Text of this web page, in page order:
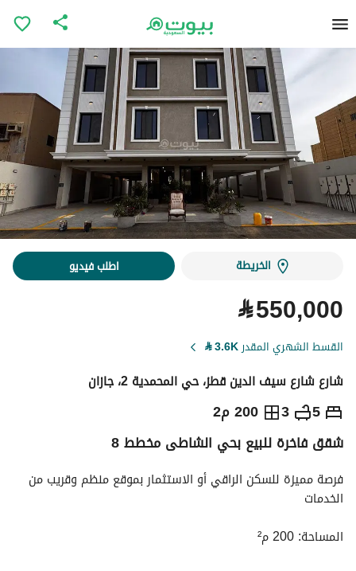
الخريطة اطلب فيديو
⃁550,000
القسط الشهري المقدر3.6K
⃁
شارع شارع سيف الدين قطز، حي المحمدية 2، جازان
5
3 200 م2 ⃁
550,000
التفاصيل معلومات ترخيص الإعلان
شقق فاخرة للبيع بحي الشاطى مخطط 8
الخدمات
المساحة: 200 م²